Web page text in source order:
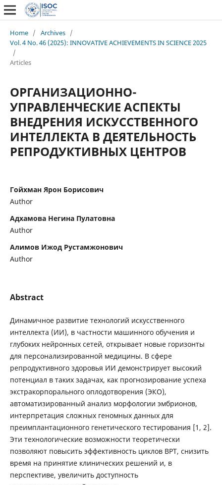
Home / Archives /
Vol. 4 No. 46 (2025): INNOVATIVE ACHIEVEMENTS IN SCIENCE 2025
/
Articles
ОРГАНИЗАЦИОННО-
УПРАВЛЕНЧЕСКИЕ АСПЕКТЫ
ВНЕДРЕНИЯ ИСКУССТВЕННОГО
ИНТЕЛЛЕКТА В ДЕЯТЕЛЬНОСТЬ
РЕПРОДУКТИВНЫХ ЦЕНТРОВ
Гойхман Ярон Борисович
Author
Адхамова Негина Пулатовна
Author
Алимов Ижод Рустамжонович
Author
Abstract
Динамичное развитие технологий искусственного
интеллекта (ИИ), в частности машинного обучения и
глубоких нейронных сетей, открывает новые горизонты
для персонализированной медицины. В сфере
репродуктивного здоровья ИИ демонстрирует высокий
потенциал в таких задачах, как прогнозирование успеха
экстракорпорального оплодотворения (ЭКО),
автоматизированный анализ морфологии эмбрионов,
интерпретация сложных геномных данных для
преимплантационного генетического тестирования [1, 2].
Эти технологические возможности теоретически
позволяют повысить эффективность циклов ВРТ, снизить
время на принятие клинических решений и, в
перспективе, увеличить доступность